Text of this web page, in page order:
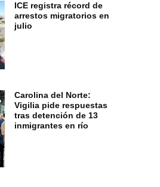
ICE registra récord de
arrestos migratorios en
julio
Carolina del Norte:
Vigilia pide respuestas
tras detención de 13
inmigrantes en río